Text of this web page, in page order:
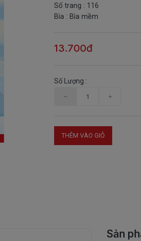
Số trang : 116
Bìa : Bìa mềm
13.700đ
Số Lượng :
THÊM VÀO GIỎ
Sản